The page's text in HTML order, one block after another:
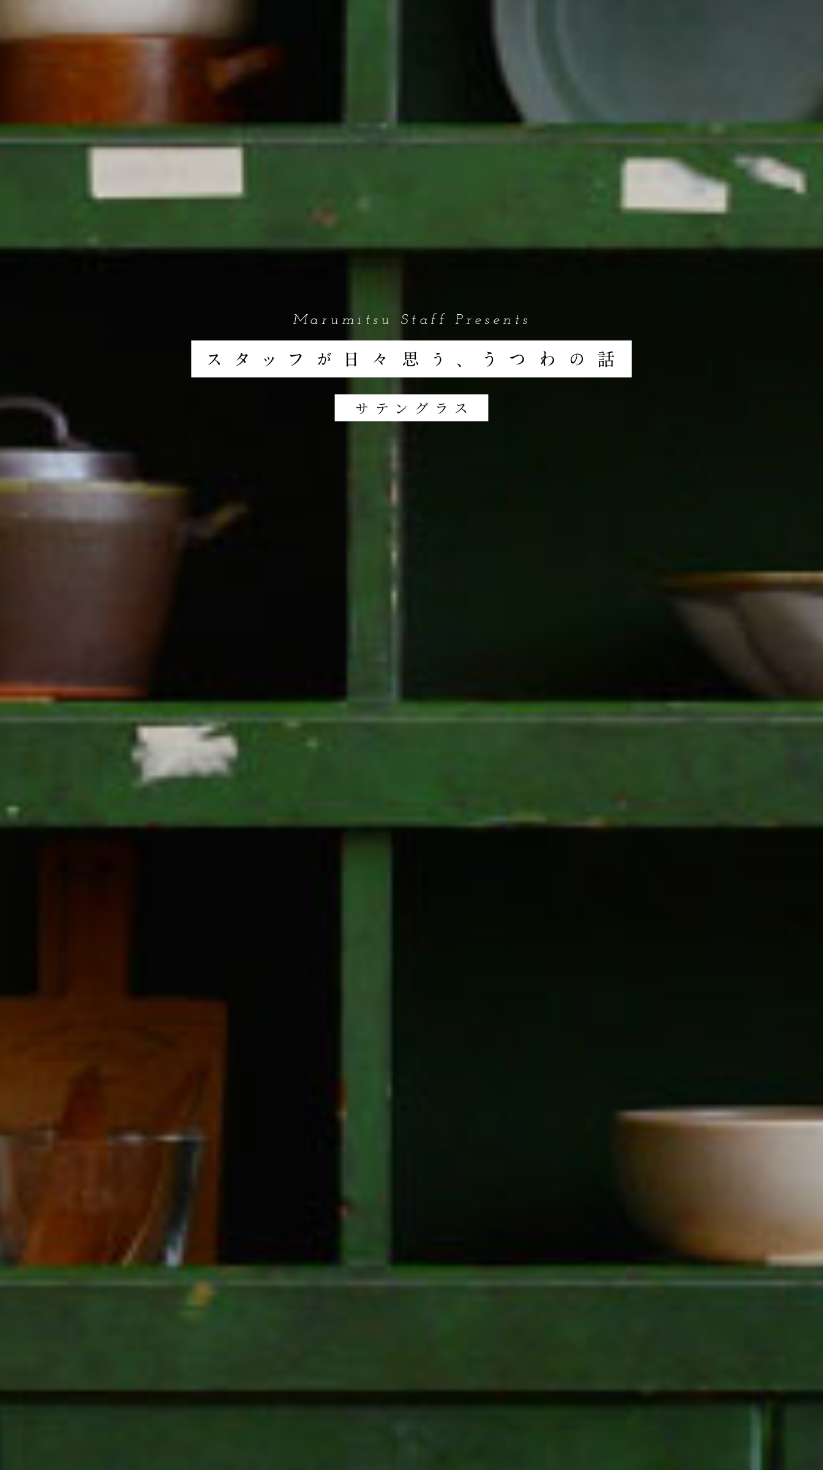
Marumitsu Staff Presents
サテングラス